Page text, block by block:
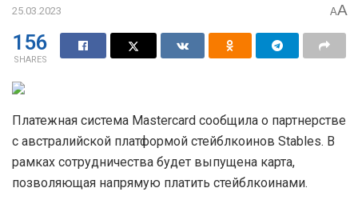
25.03.2023 AA
156
SHARES
Платежная система Mastercard сообщила о партнерстве
с австралийской платформой стейблкоинов Stables. В
рамках сотрудничества будет выпущена карта,
позволяющая напрямую платить стейблкоинами.